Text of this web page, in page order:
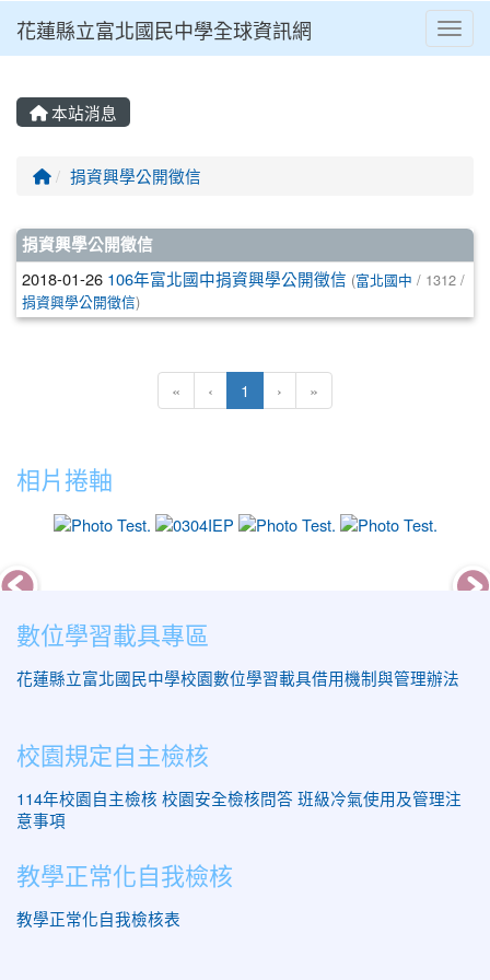
花蓮縣立富北國民中學全球資訊網
本站消息
回首頁
捐資興學公開徵信
文章列表
捐資興學公開徵信
2018-01-26 106年富北國中捐資興學公開徵信 (富北國中 / 1312 /
捐資興學公開徵信)
« ‹ 1 (目前頁次)
› »
相片捲軸
photo-13 photo-18 photo-11
數位學習載具專區
花蓮縣立富北國民中學校園數位學習載具借用機制與管理辦法
校園規定自主檢核
114年校園自主檢核 校園安全檢核問答 班級冷氣使用及管理注
意事項
教學正常化自我檢核
教學正常化自我檢核表